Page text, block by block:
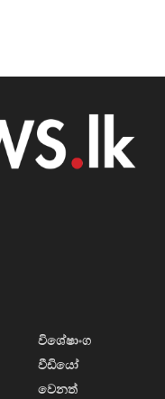
විශේෂාංග
වීඩියෝ
වෙනත්